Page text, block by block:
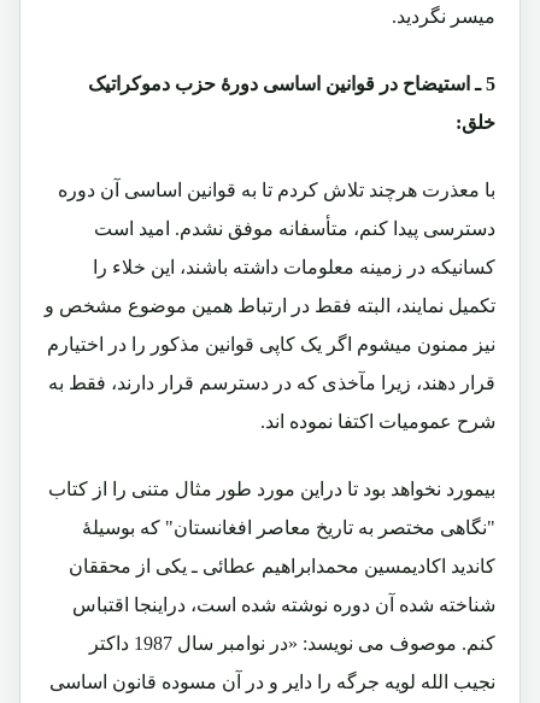
میسر نگردید.
5 ـ
استیضاح در قوانین اساسی دورۀ حزب دموکراتیک
خلق:
با معذرت هرچند تلاش کردم تا به قوانین اساسی آن دوره
دسترسی پیدا کنم، متأسفانه موفق نشدم. امید است
کسانیکه در زمینه معلومات داشته باشند، این خلاء را
تکمیل نمایند، البته فقط در ارتباط همین موضوع مشخص و
نیز ممنون میشوم اگر یک کاپی قوانین مذکور را در اختیارم
قرار دهند، زیرا مآخذی که در دسترسم قرار دارند، فقط به
شرح عمومیات اکتفا نموده اند.
بیمورد نخواهد بود تا دراین مورد طور مثال متنی را از کتاب
"نگاهی مختصر به تاریخ معاصر افغانستان" که بوسیلۀ
کاندید اکادیمسین محمدابراهیم عطائی ـ یکی از محققان
شناخته شده آن دوره نوشته شده است، دراینجا اقتباس
کنم. موصوف می نویسد: «در نوامبر سال 1987 داکتر
نجیب الله لویه جرگه را دایر و در آن مسوده قانون اساسی